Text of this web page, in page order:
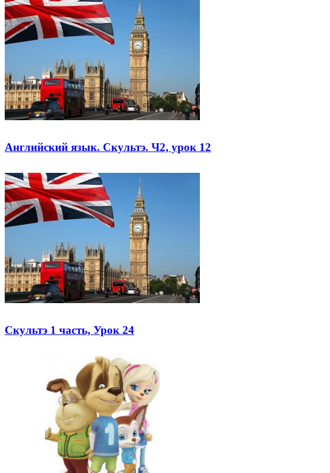
Английский язык. Скультэ. Ч2, урок 12
Скультэ 1 часть, Урок 24